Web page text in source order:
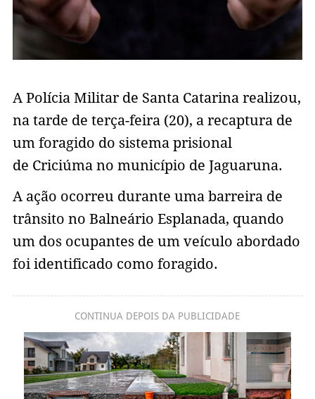
A Polícia Militar de Santa Catarina realizou,
na tarde de terça-feira (20), a recaptura de
um foragido do sistema prisional
de Criciúma no município de Jaguaruna.
A ação ocorreu durante uma barreira de
trânsito no Balneário Esplanada, quando
um dos ocupantes de um veículo abordado
foi identificado como foragido.
CONTINUA DEPOIS DA PUBLICIDADE